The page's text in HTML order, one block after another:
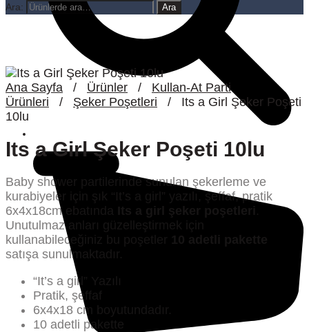
Ara:
Ana Sayfa / Ürünler / Kullan-At Parti
Ürünleri / Şeker Poşetleri / Its a Girl Şeker Poşeti
10lu
Its a Girl Şeker Poşeti 10lu
Baby shower partilerinde sunulan şekerleme ve
kurabiyeler için şık “It’s a girl” yazılı, şeffaf, pratik
6x4x18cm ebatında
Unutulmaz anları güzelleştirmek için
kullanabileceğiniz bu poşetler
satışa sunulmaktadır.
“It’s a girl” Yazılı
Pratik, şeffaf
6x4x18 cm boyutundadır.
10 adetli pakette